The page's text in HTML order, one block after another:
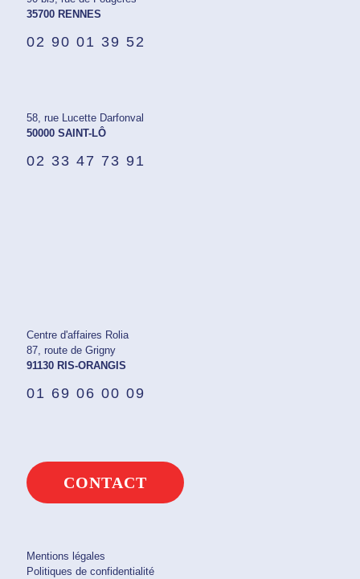
35700 RENNES
02 90 01 39 52
58, rue Lucette Darfonval
50000 SAINT-LÔ
02 33 47 73 91
Centre d'affaires Rolia
87, route de Grigny
91130 RIS-ORANGIS
01 69 06 00 09
CONTACT
Mentions légales
Politiques de confidentialité